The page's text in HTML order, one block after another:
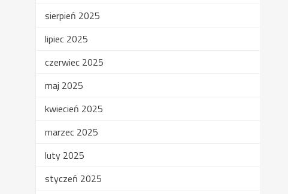
sierpień 2025
lipiec 2025
czerwiec 2025
maj 2025
kwiecień 2025
marzec 2025
luty 2025
styczeń 2025